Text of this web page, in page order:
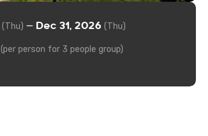
(Thu) — Dec 31, 2026 (Thu)
(per person for 3 people group)